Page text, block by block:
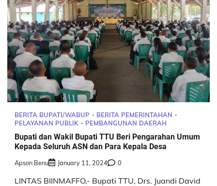
BERITA BUPATI/WABUP
BERITA PEMERINTAHAN
PELAYANAN PUBLIK
PEMBANGUNAN DAERAH
Bupati dan Wakil Bupati TTU Beri Pengarahan Umum
Kepada Seluruh ASN dan Para Kepala Desa
Apson Benu January 11, 2024 0
LINTAS BIINMAFFO,- Bupati TTU, Drs. Juandi David